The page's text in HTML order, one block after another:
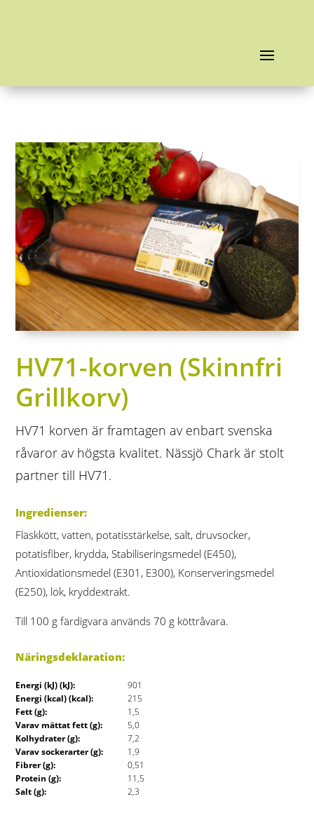
HV71-korven (Skinnfri
Grillkorv)
HV71 korven är framtagen av enbart svenska
råvaror av högsta kvalitet. Nässjö Chark är stolt
partner till HV71.
Ingredienser:
Fläskkött, vatten, potatisstärkelse, salt, druvsocker,
potatisfiber, krydda, Stabiliseringsmedel (E450),
Antioxidationsmedel (E301, E300), Konserveringsmedel
(E250), lök, kryddextrakt.
Till 100 g färdigvara används 70 g köttråvara.
Näringsdeklaration:
Energi (kJ) (kJ):
901
Energi (kcal) (kcal):
215
Fett (g):
1,5
Varav mättat fett (g):
5,0
Kolhydrater (g):
7,2
Varav sockerarter (g):
1,9
Fibrer (g):
0,51
Protein (g):
11,5
Salt (g):
2,3